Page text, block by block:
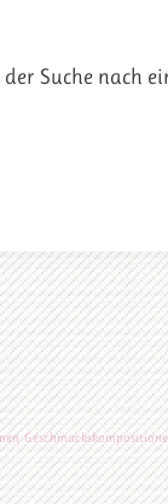
Suche nach